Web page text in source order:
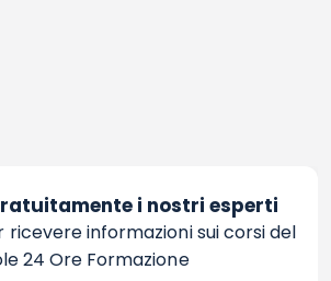
i nostri esperti
informazioni sui corsi del
24 Ore Formazione